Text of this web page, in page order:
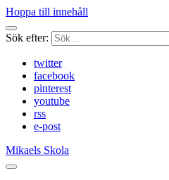
Hoppa till innehåll
Sök efter:
twitter
facebook
pinterest
youtube
rss
e-post
Mikaels Skola